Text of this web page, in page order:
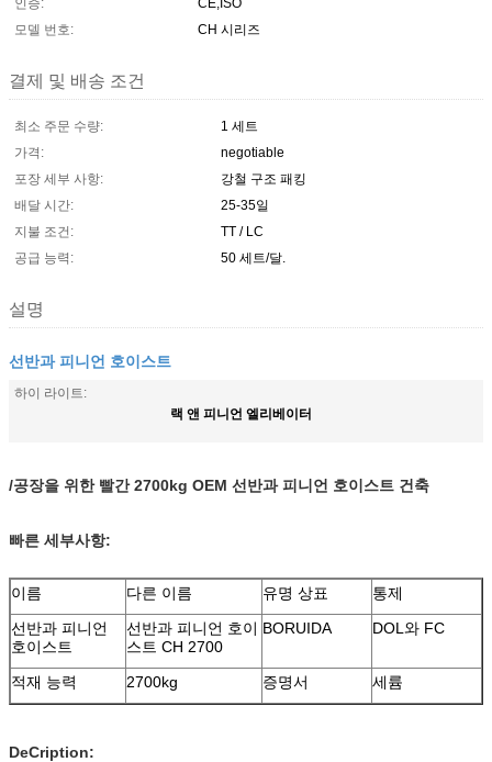
인증:
CE,ISO
모델 번호:
CH 시리즈
결제 및 배송 조건
최소 주문 수량:
1 세트
가격:
negotiable
포장 세부 사항:
강철 구조 패킹
배달 시간:
25-35일
지불 조건:
TT / LC
공급 능력:
50 세트/달.
설명
선반과 피니언 호이스트
하이 라이트:
랙 앤 피니언 엘리베이터
/공장을 위한 빨간 2700kg OEM 선반과 피니언 호이스트 건축
빠른 세부사항:
이름 다른 이름 유명 상표
통제
선반과 피니언
호이스트
선반과 피니언 호이
스트 CH 2700
BORUIDA DOL와 FC
적재 능력 2700kg 증명서 세륨
DeCription: